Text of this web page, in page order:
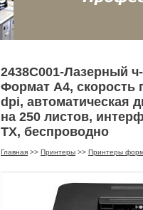
2438C001-Лазерный
Формат А4, скорость
dpi, автоматическая
на 250 листов,
TX, беспроводно
Главная >> Принтеры >> Принтеры